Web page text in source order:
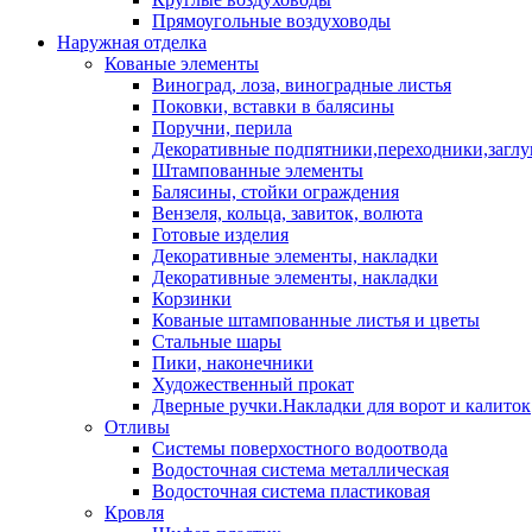
Прямоугольные воздуховоды
Наружная отделка
Кованые элементы
Виноград, лоза, виноградные листья
Поковки, вставки в балясины
Поручни, перила
Декоративные
Штампованные элементы
Балясины, стойки ограждения
Вензеля, кольца, завиток, волюта
Готовые изделия
Декоративные элементы, накладки
Декоративные элементы, накладки
Корзинки
Кованые штампованные листья и цветы
Стальные шары
Пики, наконечники
Художественный прокат
Дверные ручки.Накладки для ворот и калиток
Отливы
Системы поверхостного водоотвода
Водосточная система металлическая
Водосточная система пластиковая
Кровля